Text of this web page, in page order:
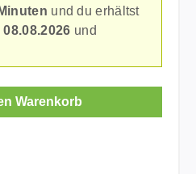
und du erhältst
08.08.2026 und
Wert ein
Warenkorb